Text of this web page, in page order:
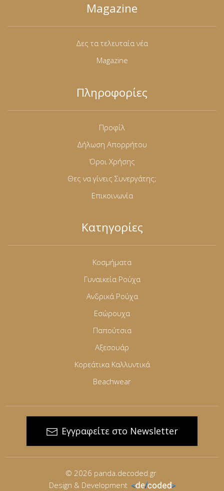
Magazine
Δες τα τελευταία νέα
Magazine
Πληροφορίες
Προφίλ
Δήλωση Απορρήτου
Όροι Χρήσης
Θες να γίνεις Συνεργάτης;
Επικοινωνία
Κατηγορίες
Κοσμήματα
Γυναικεία Ρούχα
Ανδρικά Ρούχα
Εσώρουχα
Παπούτσια
Αξεσουάρ
Κορεάτικα Καλλυντικά
Beachwear
Εγγραφείτε στο Newsletter
© 2026 panda.decoded.gr
Design & Development